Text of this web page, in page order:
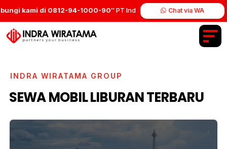
kami di 0812-94-1000-90″PT Indra Wiratama Group.Chat via WA
INDRA WIRATAMA GROUP
SEWA MOBIL LIBURAN TERBARU